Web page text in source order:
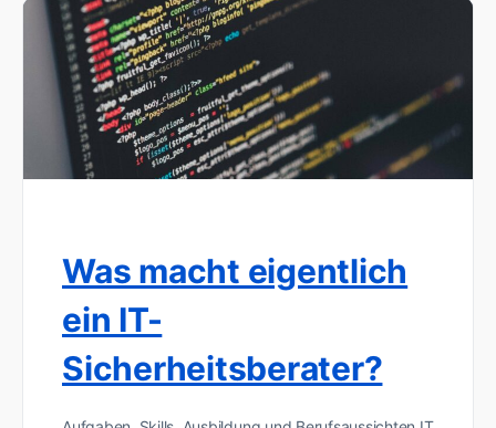
Was macht eigentlich
ein IT-
Sicherheitsberater?